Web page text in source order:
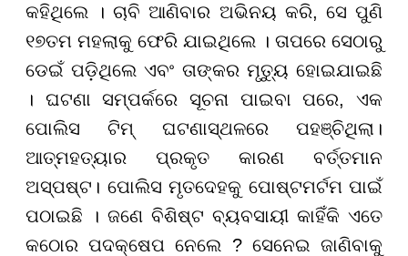
କହିଥିଲେ । ଚାବି ଆଣିବାର ଅଭିନୟ କରି, ସେ ପୁଣି
୧୭ତମ ମହଲାକୁ ଫେରି ଯାଇଥିଲେ । ତାପରେ ସେଠାରୁ
ଡେଇଁ ପଡ଼ିଥିଲେ ଏବଂ ତାଙ୍କର ମୃତ୍ୟୁ ହୋଇଯାଇଛି
। ଘଟଣା ସମ୍ପର୍କରେ ସୂଚନା ପାଇବା ପରେ, ଏକ
ପୋଲିସ ଟିମ୍ ଘଟଣାସ୍ଥଳରେ ପହଞ୍ଚିଥିଲା।
ଆତ୍ମହତ୍ୟାର ପ୍ରକୃତ କାରଣ ବର୍ତ୍ତମାନ
ଅସ୍ପଷ୍ଟ। ପୋଲିସ ମୃତଦେହକୁ ପୋଷ୍ଟମର୍ଟମ ପାଇଁ
ପଠାଇଛି । ଜଣେ ବିଶିଷ୍ଟ ବ୍ୟବସାୟୀ କାହିଁକି ଏତେ
କଠୋର ପଦକ୍ଷେପ ନେଲେ ? ସେନେଇ ଜାଣିବାକୁ